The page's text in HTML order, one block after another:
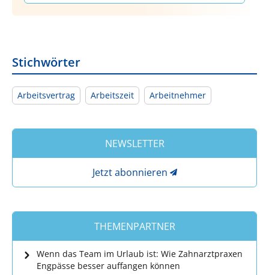
Stichwörter
Arbeitsvertrag Arbeitszeit Arbeitnehmer
NEWSLETTER
Jetzt abonnieren
THEMENPARTNER
Wenn das Team im Urlaub ist: Wie Zahnarztpraxen
Engpässe besser auffangen können